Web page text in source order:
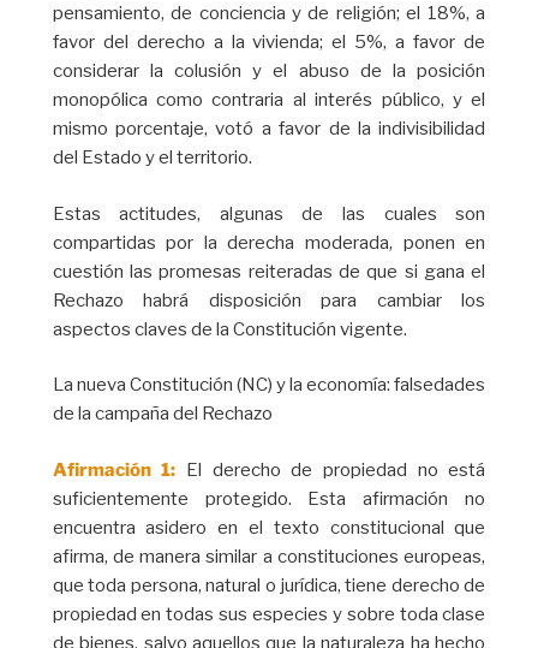
pensamiento, de conciencia y de religión; el 18%, a
favor del derecho a la vivienda; el 5%, a favor de
considerar la colusión y el abuso de la posición
monopólica como contraria al interés público, y el
mismo porcentaje, votó a favor de la indivisibilidad
del Estado y el territorio.
Estas actitudes, algunas de las cuales son
compartidas por la derecha moderada, ponen en
cuestión las promesas reiteradas de que si gana el
Rechazo habrá disposición para cambiar los
aspectos claves de la Constitución vigente.
La nueva Constitución (NC) y la economía: falsedades
de la campaña del Rechazo
Afirmación 1: El derecho de propiedad no está
suficientemente protegido. Esta afirmación no
encuentra asidero en el texto constitucional que
afirma, de manera similar a constituciones europeas,
que toda persona, natural o jurídica, tiene derecho de
propiedad en todas sus especies y sobre toda clase
de bienes, salvo aquellos que la naturaleza ha hecho